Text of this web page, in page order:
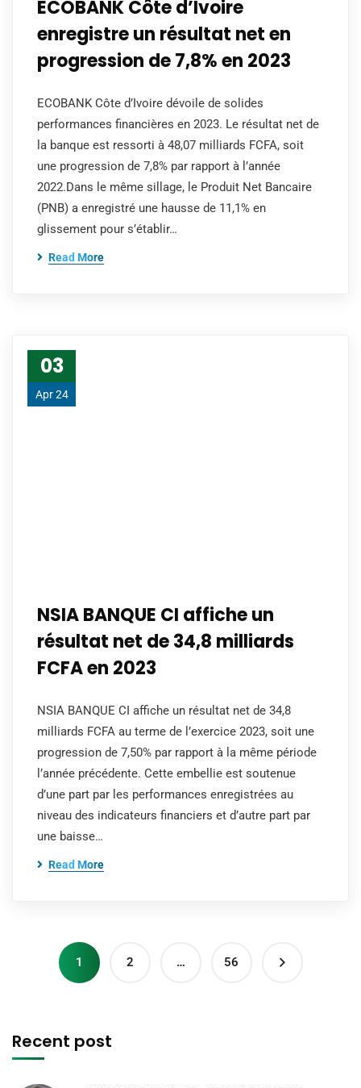
ECOBANK Côte d’Ivoire
enregistre un résultat net en
progression de 7,8% en 2023
ECOBANK Côte d’Ivoire dévoile de solides
performances financières en 2023. Le résultat net de
la banque est ressorti à 48,07 milliards FCFA, soit
une progression de 7,8% par rapport à l’année
2022.Dans le même sillage, le Produit Net Bancaire
(PNB) a enregistré une hausse de 11,1% en
glissement pour s’établir…
Read More
03
Apr 24
NSIA BANQUE CI affiche un
résultat net de 34,8 milliards
FCFA en 2023
NSIA BANQUE CI affiche un résultat net de 34,8
milliards FCFA au terme de l’exercice 2023, soit une
progression de 7,50% par rapport à la même période
l’année précédente. Cette embellie est soutenue
d’une part par les performances enregistrées au
niveau des indicateurs financiers et d’autre part par
une baisse…
Read More
1 2 … 56
Recent post